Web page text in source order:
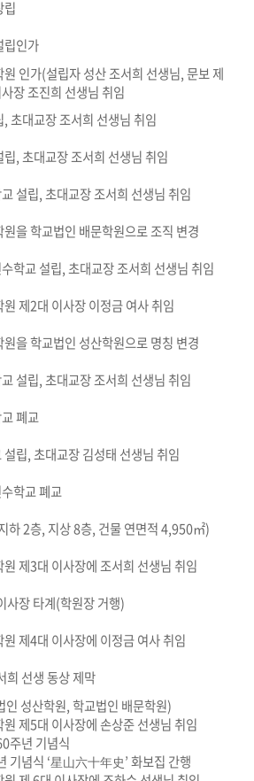
립
립인가
인가(설립자 성산 조서희 선생님, 문보 제
장 조진희 선생님 취임
초대교장 조서희 선생님 취임
, 초대교장 조서희 선생님 취임
설립, 초대교장 조서희 선생님 취임
을 학교법인 배문학원으로 조직 변경
학교 설립, 초대교장 조서희 선생님 취임
제2대 이사장 이정금 여사 취임
을 학교법인 성산학원으로 명칭 변경
설립, 초대교장 조서희 선생님 취임
폐교
립, 초대교장 김성태 선생님 취임
학교 폐교
하 2층, 지상 8층, 건물 연면적 4,950㎡)
제3대 이사장에 조서희 선생님 취임
사장 타계(학원장 거행)
제4대 이사장에 이정금 여사 취임
희 선생 동상 제막
인 성산학원, 학교법인 배문학원)
제5대 이사장에 손상준 선생님 취임
주년 기념식
기념식 ‘星山六十年史’ 화보집 간행